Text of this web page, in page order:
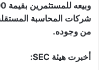
شركات المحاسبة
من وجوده.
أخبرت هيئة SEC: